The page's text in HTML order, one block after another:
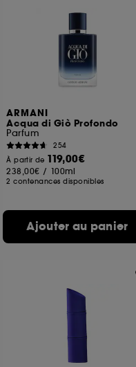
ARMANI
Acqua di Giò Profondo
Parfum
254
À partir de 119,00€
238,00€ / 100ml
2 contenances disponibles
Ajouter au panier